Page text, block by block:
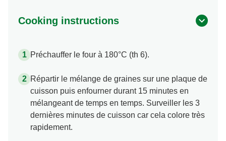
Cooking instructions
Préchauffer le four à 180°C (th 6).
Répartir le mélange de graines sur une plaque de
cuisson puis enfourner durant 15 minutes en
mélangeant de temps en temps. Surveiller les 3
dernières minutes de cuisson car cela colore très
rapidement.